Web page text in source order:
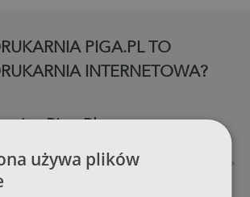
PIGA.PL TO
INTERNETOWA?
Piga.Pl
codziennej kalibracji koloru, 99,5%
na czas, pełnej ochrony online oraz
używa plików